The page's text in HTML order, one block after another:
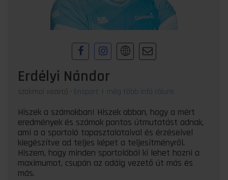
Erdélyi Nándor
szakmai vezető - Ensport | még több infó rólunk
Hiszek a számokban! Hiszek abban, hogy a mért
eredmények és számok pontos útmutatást adnak,
ami a a sportoló tapasztalataival és érzéseivel
kiegészítve ad teljes képet a teljesítményről.
Hiszem, hogy minden sportolóból ki lehet hozni a
maximumot, csupán az odáig vezető út más és
más.